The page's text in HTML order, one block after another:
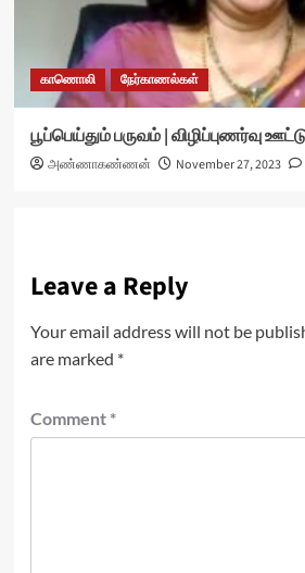
காணொலி நேர்காணல்கள்
பூப்பெய்தும் பருவம் | விழிப்புணர்வு
அண்ணாகண்ணன் November 27, 2023
Leave a Reply
Your email address will not be
are marked *
Comment *